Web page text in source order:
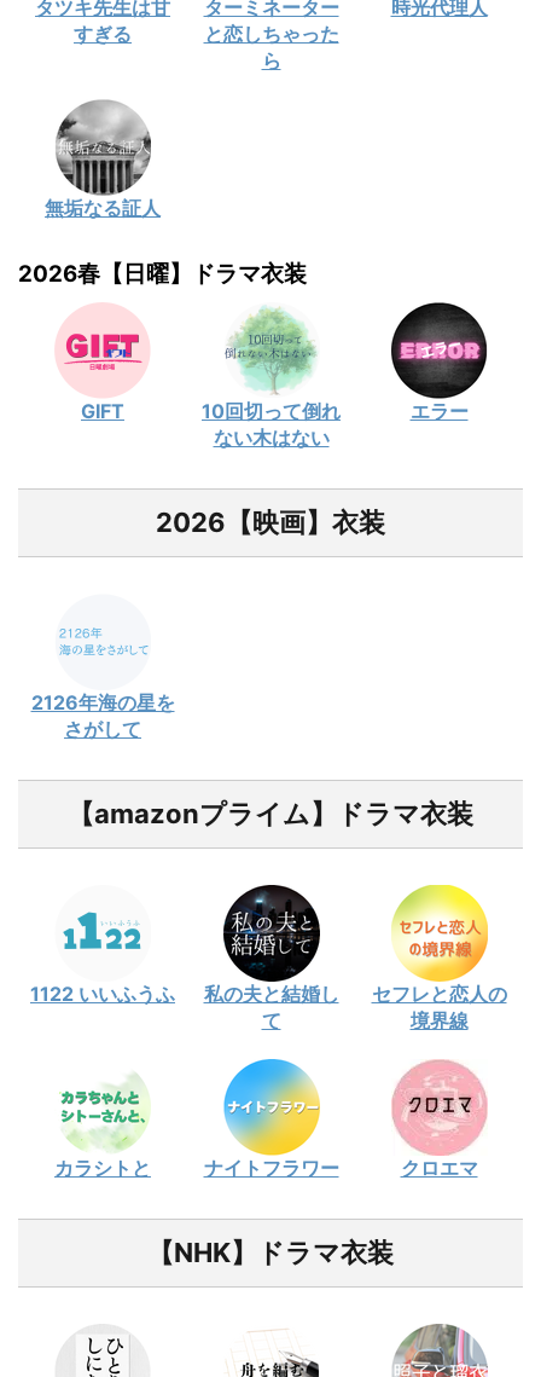
タツキ先生は甘
すぎる
ターミネーター
と恋しちゃった
ら
時光代理人
無垢なる証人
2026春【日曜】ドラマ衣装
GIFT
10回切って倒れ
ない木はない
エラー
2026【映画】衣装
2126年海の星を
さがして
【amazonプライム】ドラマ衣装
1122 いいふうふ
私の夫と結婚し
て
セフレと恋人の
境界線
カラシトと ナイトフラワー クロエマ
【NHK】ドラマ衣装